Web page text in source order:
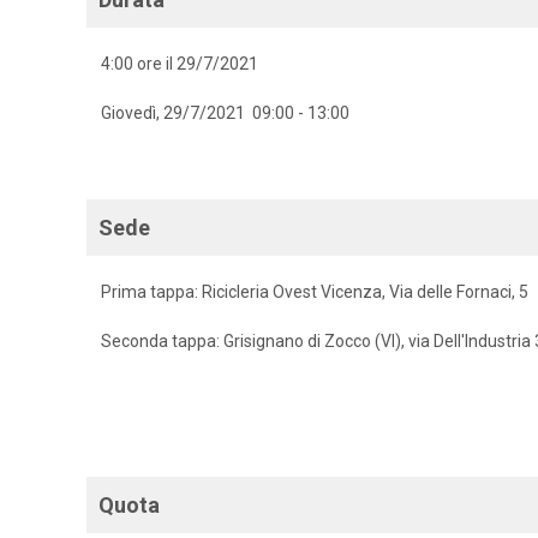
4:00 ore il 29/7/2021
Giovedì, 29/7/2021 09:00 - 13:00
Sede
Prima tappa: Ricicleria Ovest Vicenza, Via delle Fornaci, 5
Seconda tappa: Grisignano di Zocco (VI), via Dell'Industria
Quota